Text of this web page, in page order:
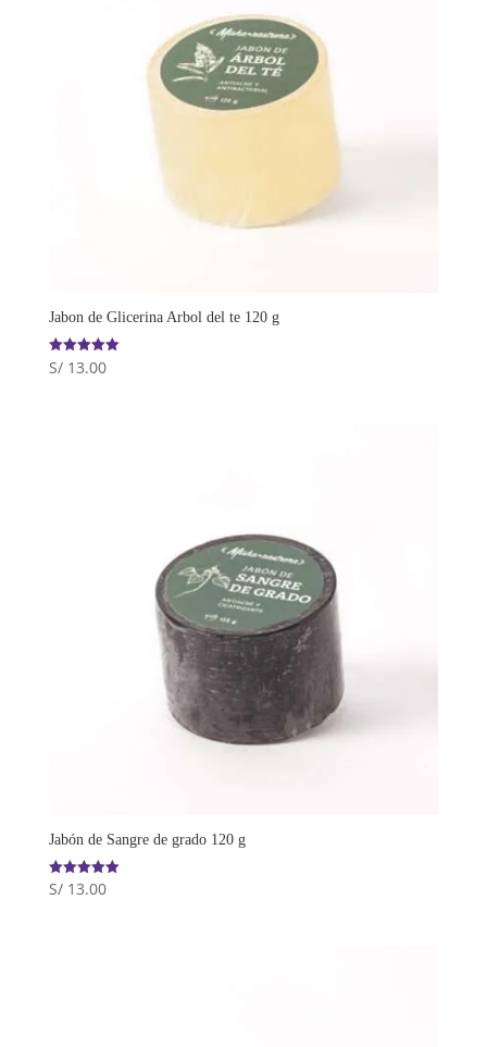
Jabon de Glicerina Arbol del te 120 g
Valorado
con
S/13.00
Jabón de Sangre de grado 120 g
Valorado
con
S/13.00